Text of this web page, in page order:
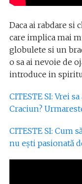
Daca ai rabdare si
care implica mai
globulete si un
o sa ai nevoie de
introduce in
CITESTE SI: Vrei
Craciun?
CITESTE SI: Cum
nu ești pasionată